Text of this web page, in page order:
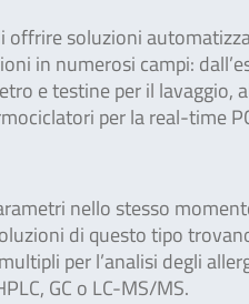
soluzioni
in numerosi campi:
e testine per il lavaggio,
per la real-time
nello stesso
di questo tipo
per l’analisi degli
GC o LC-MS/MS.